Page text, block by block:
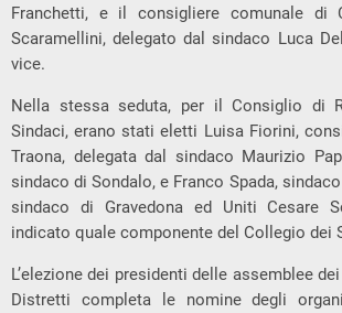
Franchetti, e il consigliere comunale di
Scaramellini, delegato dal sindaco Luca
vice.
Nella stessa seduta, per il Consiglio di
Sindaci, erano stati eletti Luisa Fiorini,
Traona, delegata dal sindaco Maurizio
sindaco di Sondalo, e Franco Spada,
sindaco di Gravedona ed Uniti Cesare
indicato quale componente del Collegio dei
L’elezione dei presidenti delle assemblee
Distretti completa le nomine degli